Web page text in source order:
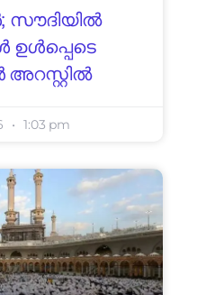
ഉൾപ്പെടെ
1:03 pm